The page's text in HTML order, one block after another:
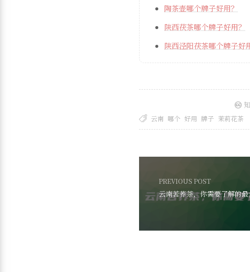
陶茶壶哪个牌子好用？
陕西茯茶哪个牌子好用？
陕西泾阳茯茶哪个牌子好
云南 哪个 好用 牌子 茉莉花茶
PREVIOUS POST
云南苦荞茶，你需要了解的